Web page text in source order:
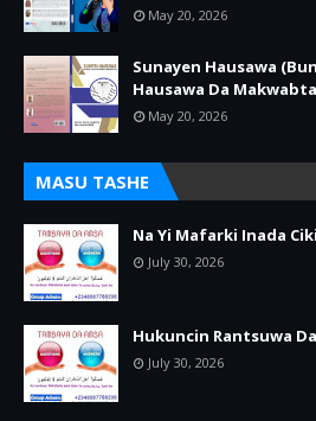
May 20, 2026
Sunayen Hausawa
Hausawa Da
May 20, 2026
MASU TASHE
Na Yi Mafarki Inada Ciki
July 30, 2026
Hukuncin Rantsuwa
July 30, 2026